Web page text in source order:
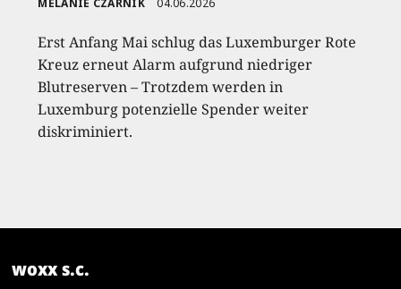
Erst Anfang Mai schlug das Luxemburger Rote
Kreuz erneut Alarm aufgrund niedriger
Blutreserven – Trotzdem werden in
Luxemburg potenzielle Spender weiter
diskriminiert.
woxx s.c.